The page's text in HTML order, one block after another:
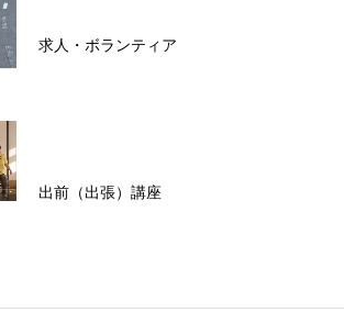
求人・ボランティア
出前（出張）講座